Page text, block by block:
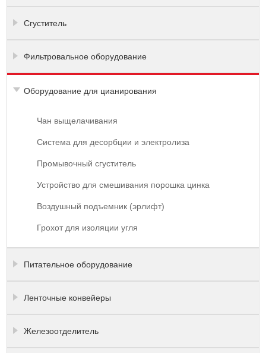
Сгуститель
Фильтровальное оборудование
Оборудование для цианирования
Чан выщелачивания
Система для десорбции и электролиза
Промывочный сгуститель
Устройство для смешивания порошка цинка
Воздушный подъемник (эрлифт)
Грохот для изоляции угля
Питательное оборудование
Ленточные конвейеры
Железоотделитель